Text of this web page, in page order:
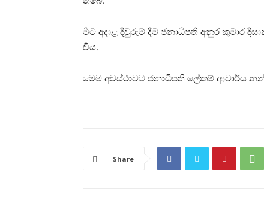
මීට අදාළ දිවුරුම් දීම ජනාධිපති අනුර කුමාර
විය.
මෙම අවස්ථාවට ජනාධිපති ලේකම් ආචාර්ය
Share